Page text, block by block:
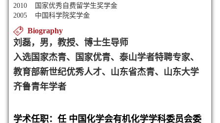
2010 国家优秀自费留学生奖学金
2005 中国科学院奖学金
Biography
刘磊，男，教授、博士生导师
入选国家杰青、国家优青、泰山学者特聘专家、
教育部新世纪优秀人才、山东省杰青、山东大学
齐鲁青年学者
学术任职：任 中国化学会有机化学学科委员会委